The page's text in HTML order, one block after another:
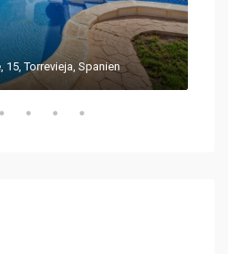
Torrevieja, Spanien